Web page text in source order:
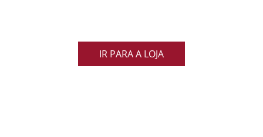
IR PARA A LOJA